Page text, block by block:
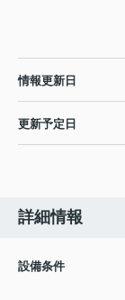
情報更新日
更新予定日
詳細情報
設備条件